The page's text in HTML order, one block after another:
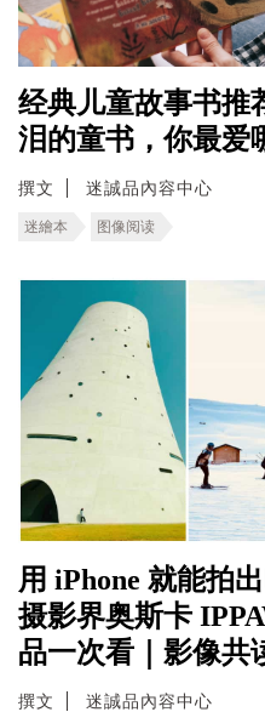
经典儿童故事书推
泪的童书，你最爱
撰文 迷誠品內容中心
迷繪本 图像阅读
用 iPhone 就能拍
摄影界奥斯卡
品一次看｜影像共
撰文 迷誠品內容中心